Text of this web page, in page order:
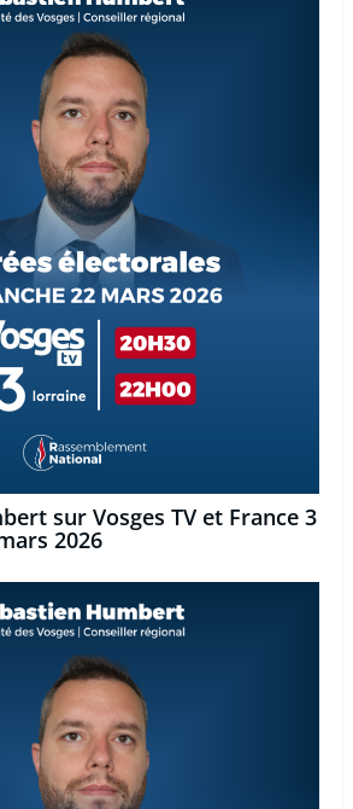
sur Vosges TV et France 3
2026